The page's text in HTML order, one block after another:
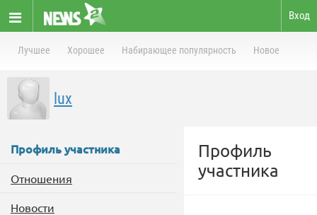
Вход
Лучшее Хорошее Набирающее популярность Новое
lux
Профиль участника
Отношения
Новости
Профиль
участника